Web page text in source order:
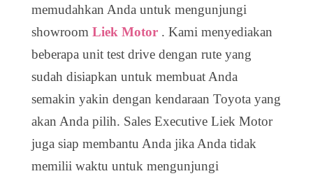
memudahkan Anda untuk mengunjungi
showroom Liek Motor . Kami menyediakan
beberapa unit test drive dengan rute yang
sudah disiapkan untuk membuat Anda
semakin yakin dengan kendaraan Toyota yang
akan Anda pilih. Sales Executive Liek Motor
juga siap membantu Anda jika Anda tidak
memilii waktu untuk mengunjungi